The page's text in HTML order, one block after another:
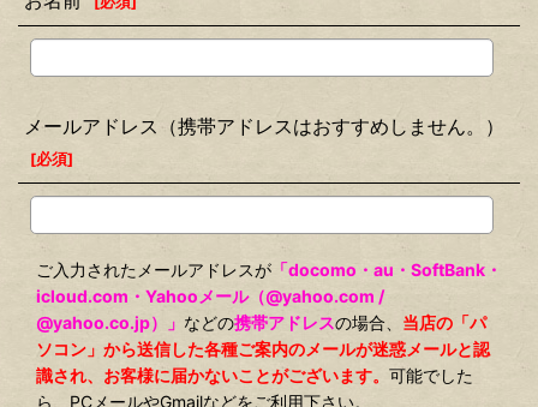
メールアドレス（携帯アドレスはおすすめしません。）
[必須]
ご入力されたメールアドレスが 「docomo・au・SoftBank・
icloud.com・Yahooメール（@yahoo.com /
@yahoo.co.jp）」 などの携帯アドレスの場合、 当店の「パ
ソコン」から送信した各種ご案内のメールが迷惑メールと認
識され、お客様に届かないことがございます。 可能でした
ら、PCメールやGmailなどをご利用下さい。